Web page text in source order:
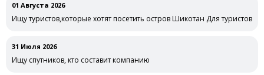
01 Августа 2026
Ищу туристов,которые хотят посетить остров Шикотан Для туристов
31 Июля 2026
Ищу спутников, кто составит компанию